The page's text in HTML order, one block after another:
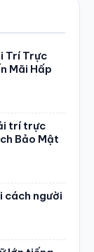
Trí Trực
Mãi Hấp
trí trực
Bảo Mật
cách người